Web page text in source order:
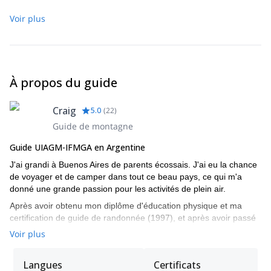
Voir plus
À propos du guide
Craig 5.0 (22)
Guide de montagne
Guide UIAGM-IFMGA en Argentine
J'ai grandi à Buenos Aires de parents écossais. J'ai eu la chance
de voyager et de camper dans tout ce beau pays, ce qui m'a
donné une grande passion pour les activités de plein air.
Après avoir obtenu mon diplôme d'éducation physique et ma
certification de guide de randonnée (1997), et après avoir passé
mes étés à grimper à Frey, j'ai décidé que Bariloche était l'endroit
où je voulais vivre.
Ma passion m'a permis de poursuivre mes rêves de grimper
Voir plus
Langues Certificats